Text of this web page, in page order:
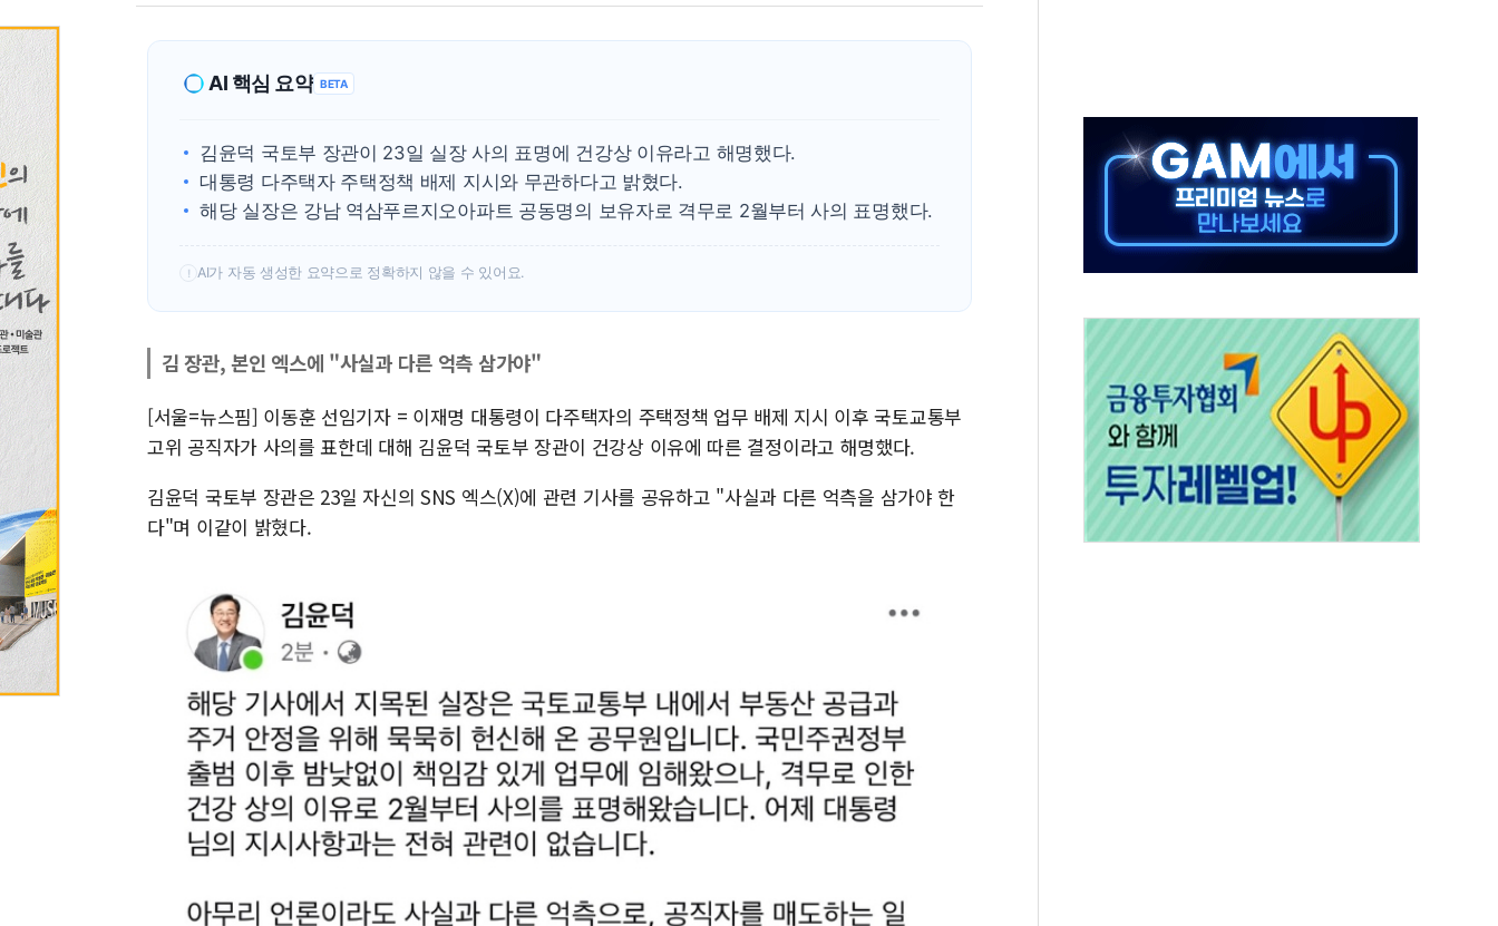
추미애, '위안부' 피해자 기림의 날 참석..."국제적 시민 연대로 목소리 내야"
인천서 말다툼 중 어머니 흉기 살해 10대 아들 체포
'화합' 꺼낸 김민석에 '뻔뻔' 받아친 정청래…제주 연설서 신경전 고조
AI 핵심 요약 BETA
김윤덕 국토부 장관이 23일 실장 사의 표명에 건강상 이유라고 해명했다.
대통령 다주택자 주택정책 배제 지시와 무관하다고 밝혔다.
해당 실장은 강남 역삼푸르지오아파트 공동명의 보유자로 격무로 2월부터 사의 표명했다.
! AI가 자동 생성한 요약으로 정확하지 않을 수 있어요.
김 장관, 본인 엑스에 "사실과 다른 억측 삼가야"
[서울=뉴스핌] 이동훈 선임기자 = 이재명 대통령이 다주택자의 주택정책 업무 배제 지시 이후 국토교통부
고위 공직자가 사의를 표한데 대해 김윤덕 국토부 장관이 건강상 이유에 따른 결정이라고 해명했다.
김윤덕 국토부 장관은 23일 자신의 SNS 엑스(X)에 관련 기사를 공유하고 "사실과 다른 억측을 삼가야 한
다"며 이같이 밝혔다.